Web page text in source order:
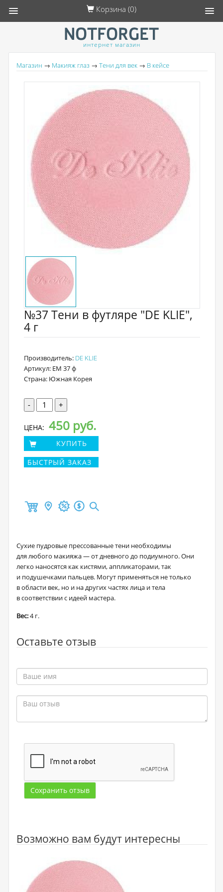
интернет магазин
Магазин → Макияж глаз → Тени для век → В кейсе
№37 Тени в футляре "DE KLIE",
4 г
Производитель: DE KLIE
Артикул: EM 37 ф
Страна: Южная Корея
- +
ЦЕНА: 450 руб.
КУПИТЬ
БЫСТРЫЙ ЗАКАЗ
Сухие пудровые прессованные тени необходимы
для любого макияжа — от дневного до подиумного. Они
легко наносятся как кистями, аппликаторами, так
и подушечками пальцев. Могут применяться не только
в области век, но и на других частях лица и тела
в соответствии с идеей мастера.
Вес:4 г.
Оставьте отзыв
Сохранить отзыв
Возможно вам будут интересны
Корзина (0)